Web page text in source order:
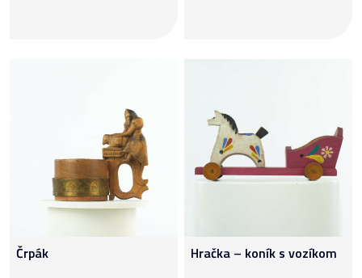
Črpák Hračka – koník s vozíkom